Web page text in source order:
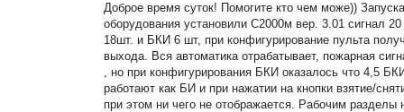
Доброе время суток! Помогите кто чем може))
оборудования установили С2000м вер. 3.01 сигнал
18шт. и БКИ 6 шт, при конфигурирование пульта
выхода. Вся автоматика отрабатывает, пожарная
, но при конфигурирования БКИ оказалось что 4,5
работают как БИ и при нажатии на кнопки взятие/
при этом ни чего не отображается. Рабочим